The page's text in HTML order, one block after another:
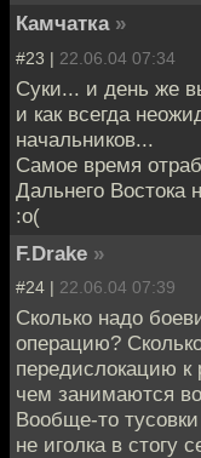
Камчатка »
#23 | 22.06.04 07:34
Суки... и день же
и как всегда
начальников...
Самое время
Дальнего Востока
:о(
F.Drake »
#24 | 22.06.04 07:39
Сколько надо
операцию?
передислокацию к
чем занимаются
Вообще-то
не иголка в стогу